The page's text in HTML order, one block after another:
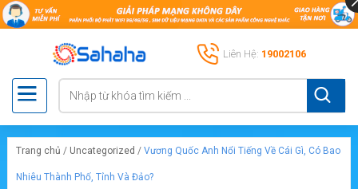
Liên Hệ: 19002106
Trang chủ / Uncategorized / Vương Quốc Anh Nổi Tiếng Về Cái Gì, Có Bao
Nhiêu Thành Phố, Tỉnh Và Đảo?